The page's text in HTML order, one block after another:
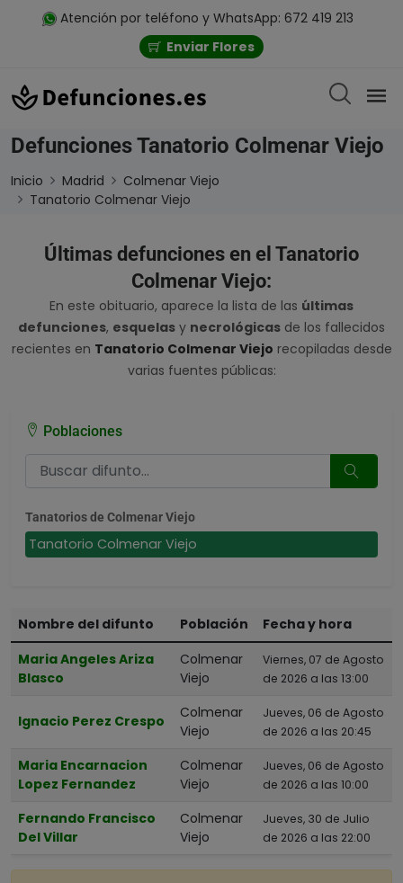
Atención por teléfono y WhatsApp: 672 419 213
Enviar Flores
Defunciones Tanatorio Colmenar Viejo
Inicio Madrid
Colmenar Viejo
Tanatorio Colmenar Viejo
Últimas defunciones en el Tanatorio
Colmenar Viejo:
En este obituario, aparece la lista de las últimas
defunciones, esquelas y necrológicas de los fallecidos
recientes en Tanatorio Colmenar Viejo recopiladas desde
varias fuentes públicas:
Poblaciones
Tanatorios de Colmenar Viejo
Tanatorio Colmenar Viejo
Nombre del difunto Población
Fecha y hora
Maria Angeles Ariza
Blasco
Colmenar
Viejo
Viernes, 07 de Agosto
de 2026 a las 13:00
Ignacio Perez Crespo
Colmenar
Viejo
Jueves, 06 de Agosto
de 2026 a las 20:45
Maria Encarnacion
Lopez Fernandez
Colmenar
Viejo
Jueves, 06 de Agosto
de 2026 a las 10:00
Fernando Francisco
Del Villar
Colmenar
Viejo
Jueves, 30 de Julio
de 2026 a las 22:00